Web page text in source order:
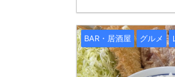
BAR・居酒屋 グルメ